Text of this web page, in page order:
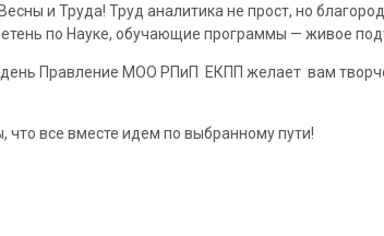
и Труда! Труд аналитика не прост, но
по Науке, обучающие программы — живое
Правление МОО РПиП ЕКПП желает вам
все вместе идем по выбранному пути!